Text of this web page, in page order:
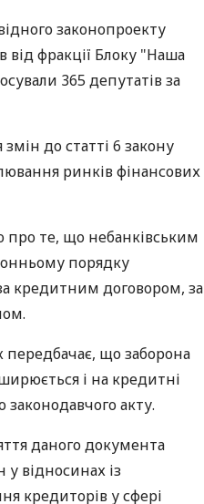
законопроекту
від фракції Блоку "Наша
365 депутатів за
до статті 6 закону
ринків фінансових
про те, що небанківським
порядку
кредитним договором, за
що заборона
і на кредитні
акту.
даного документа
відносинах із
кредиторів у сфері